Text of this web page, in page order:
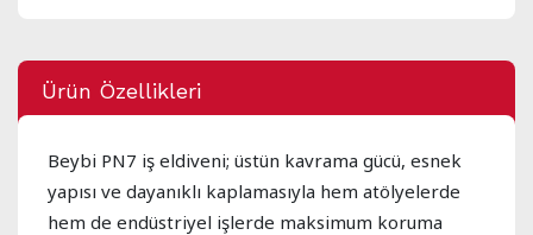
Ürün Özellikleri
Beybi PN7 iş eldiveni; üstün kavrama gücü, esnek
yapısı ve dayanıklı kaplamasıyla hem atölyelerde
hem de endüstriyel işlerde maksimum koruma